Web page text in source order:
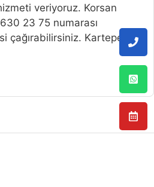
veriyoruz. Korsan
23 75 numarası
çağırabilirsiniz. Kartepe